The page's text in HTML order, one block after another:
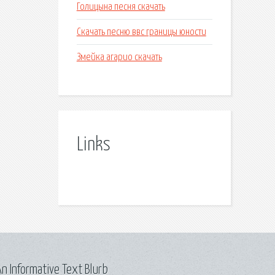
Голицына песня скачать
Скачать песню ввс границы юности
Змейка агарио скачать
Links
Informative Text Blurb